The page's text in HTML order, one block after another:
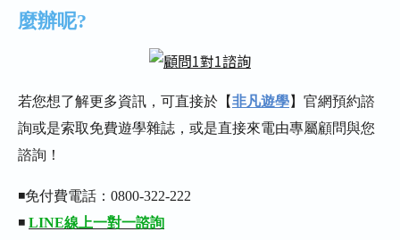
麼辦呢?
若您想了解更多資訊，可直接於【非凡遊學】官網預約諮
詢或是索取免費遊學雜誌，或是直接來電由專屬顧問與您
諮詢！
◾免付費電話：0800-322-222
◾ LINE線上一對一諮詢